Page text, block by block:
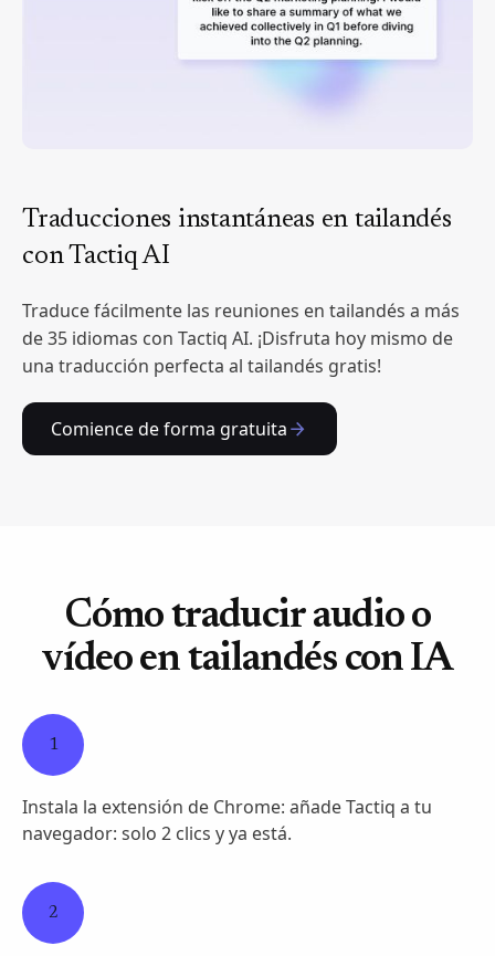
Traducciones instantáneas en tailandés
con Tactiq AI
Traduce fácilmente las reuniones en tailandés a más
de 35 idiomas con Tactiq AI. ¡Disfruta hoy mismo de
una traducción perfecta al tailandés gratis!
Comience de forma gratuita
Cómo traducir audio o
vídeo en tailandés con IA
1
Instala la extensión de Chrome: añade Tactiq a tu
navegador: solo 2 clics y ya está.
2